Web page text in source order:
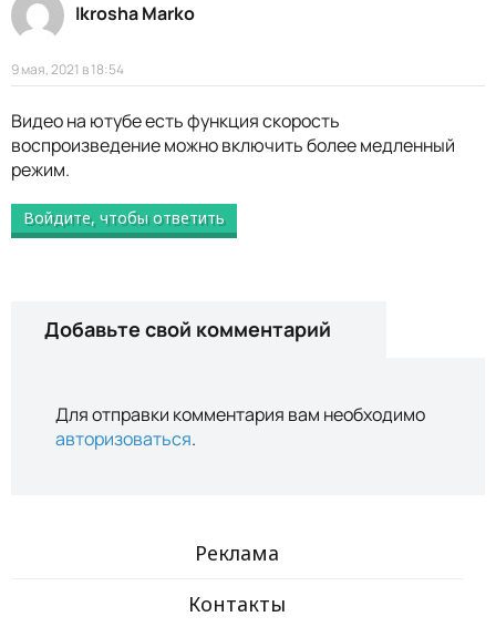
Ikrosha Marko
9 мая, 2021 в 18:54
Видео на ютубе есть функция скорость
воспроизведение можно включить более медленный
режим.
Войдите, чтобы ответить
Добавьте свой комментарий
Для отправки комментария вам необходимо
авторизоваться.
Реклама
Контакты